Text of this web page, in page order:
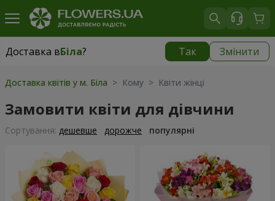
Доставка вБіла? Так Змінити
Доставка вБіла
Доставка квітів у м. Біла > Кому > Квіти жінці
Замовити квіти для дівчини
Сортування: дешевше дорожче популярні